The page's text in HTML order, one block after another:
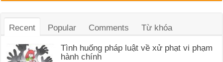
Recent Popular Comments Từ khóa
Tình huống pháp luật về xử phạt vi phạm
hành chính